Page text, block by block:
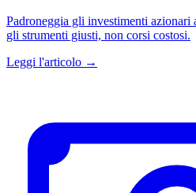
Padroneggia gli investimenti azionari
gli strumenti giusti, non corsi costosi.
Leggi l'articolo →